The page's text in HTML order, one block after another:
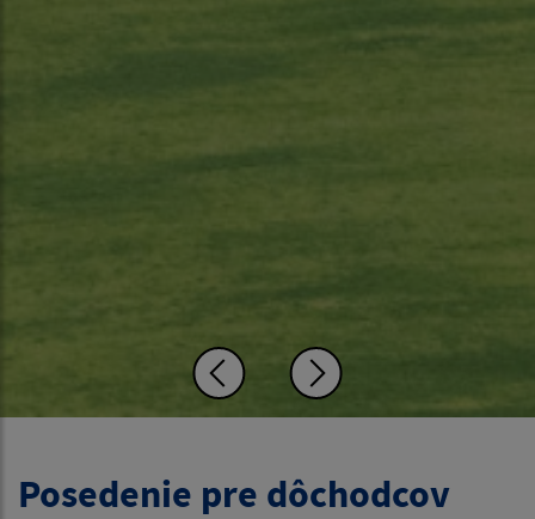
Posedenie pre dôchodcov